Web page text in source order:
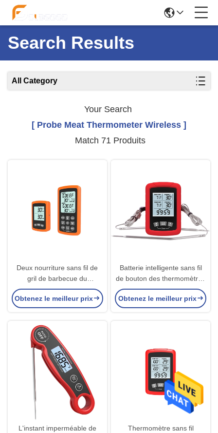
Search Results
All Category
Your Search
[ Probe Meat Thermometer Wireless ]
Match 71 Produits
Deux nourriture sans fil de
gril de barbecue du
thermomètre 433mhz de
sonde
Obtenez le meilleur prix
Batterie intelligente sans fil
de bouton des thermomètres
de cuisson de Bluetooth 3V
pour griller de BARBECUE
Obtenez le meilleur prix
L'instant imperméable de
Thermomètre sans fil